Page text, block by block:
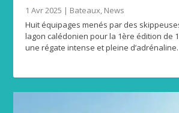
1 Avr 2025 | Bateaux, News
Huit équipages menés par des
lagon calédonien pour la 1ère édition de
une régate intense et pleine d’adrénaline.